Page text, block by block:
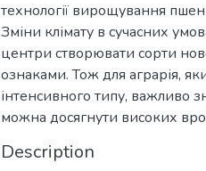
технології вирощування
Зміни клімату в сучасних
центри створювати сорти
ознаками. Тож для аграрія,
інтенсивного типу, важливо
можна досягнути високих
Description